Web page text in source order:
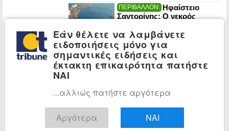
ΠΕΡΙΒΑΛΛΟΝ: Ηφαίστειο
Σαντορίνης: Ο νεκρός
το μυστήριο της Πομπηίας
του Αιγαίου
ΚΟΣΜΟΣ: Η Ρωσία έπληξε
πλοία και στρατιωτικές
σε Οδησσό και Μικολάιφ
ΚΟΣΜΟΣ: NYT: «Ψυχρός
πόλεμος» στο διάστημα –
Μάχες για βάσεις και
Εάν θέλετε να λαμβάνετε
ειδοποιήσεις μόνο για
σημαντικές ειδήσεις και
έκτακτη επικαιρότητα πατήστε
ΝΑΙ
...αλλιώς πατήστε αργότερα
Αργότερα ΝΑΙ